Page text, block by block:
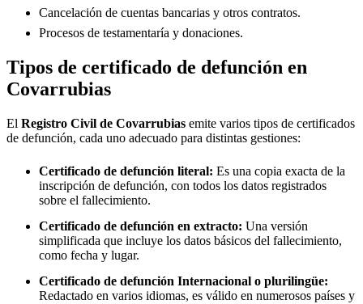
Cancelación de cuentas bancarias y otros contratos.
Procesos de testamentaría y donaciones.
Tipos de certificado de defunción en
Covarrubias
El Registro Civil de Covarrubias emite varios tipos de certificados
de defunción, cada uno adecuado para distintas gestiones:
Certificado de defunción literal: Es una copia exacta de la
inscripción de defunción, con todos los datos registrados
sobre el fallecimiento.
Certificado de defunción en extracto: Una versión
simplificada que incluye los datos básicos del fallecimiento,
como fecha y lugar.
Certificado de defunción Internacional o plurilingüe:
Redactado en varios idiomas, es válido en numerosos países y